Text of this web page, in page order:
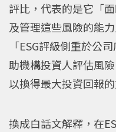
評比，代表的是它「
及管理這些風險的能
「ESG評級側重於公
助機構投資人評估風
以換得最大投資回報
換成白話文解釋，在